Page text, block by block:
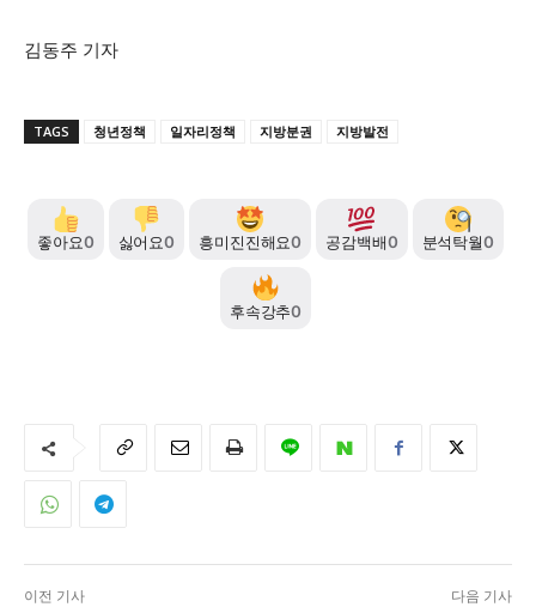
김동주 기자
TAGS 청년정책 일자리정책 지방분권 지방발전
좋아요0 싫어요0 흥미진진해요0 공감백배0 분석탁월0
후속강추0
이전 기사 다음 기사